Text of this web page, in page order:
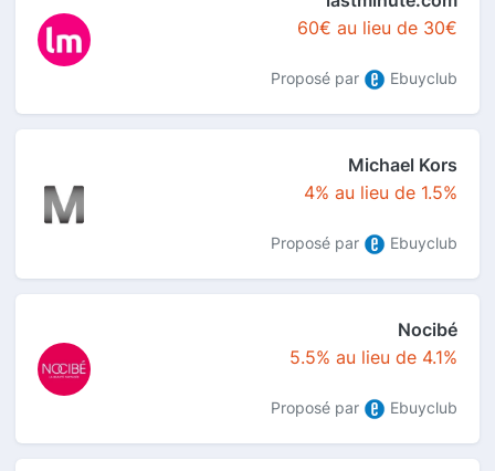
60€ au lieu de 30€
Proposé par Ebuyclub
Michael Kors
4% au lieu de 1.5%
Proposé par Ebuyclub
Nocibé
5.5% au lieu de 4.1%
Proposé par Ebuyclub